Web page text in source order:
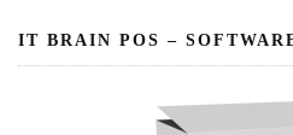
IT BRAIN POS –